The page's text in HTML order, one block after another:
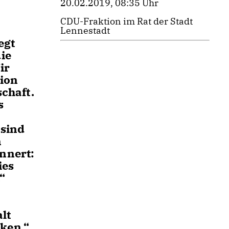
20.02.2019, 08:35 Uhr
CDU-Fraktion im Rat der Stadt
Lennestadt